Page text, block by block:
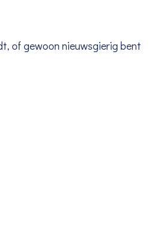
of gewoon nieuwsgierig bent